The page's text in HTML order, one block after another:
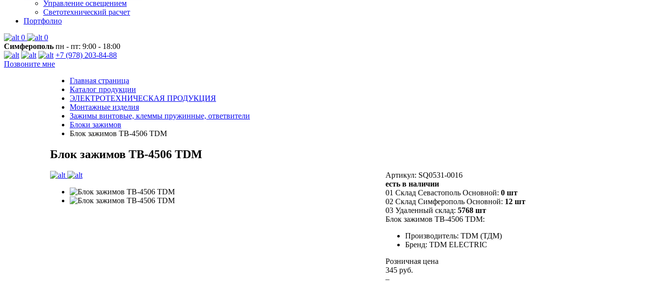
Управление освещением
Светотехнический расчет
Портфолио
0
0
Симферополь пн - пт: 9:00 - 18:00
+7 (978) 203-84-88
Позвоните мне
Главная страница
Каталог продукции
ЭЛЕКТРОТЕХНИЧЕСКАЯ ПРОДУКЦИЯ
Монтажные изделия
Зажимы винтовые, клеммы пружинные, ответвители
Блоки зажимов
Блок зажимов ТВ-4506 TDM
Блок зажимов ТВ-4506 TDM
Артикул: SQ0531-0016
есть в наличии
01 Склад Севастополь Основной: 0 шт
02 Склад Симферополь Основной: 12 шт
03 Удаленный склад: 5768 шт
Блок зажимов ТВ-4506 TDM:
Производитель: TDM (ТДМ)
Бренд: TDM ELECTRIC
Розничная цена
345 руб.
–